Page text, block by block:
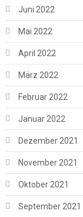
Juni 2022
Mai 2022
April 2022
März 2022
Februar 2022
Januar 2022
Dezember 2021
November 2021
Oktober 2021
September 2021